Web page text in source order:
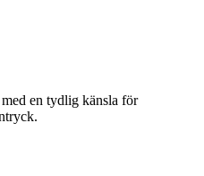
en tydlig känsla för